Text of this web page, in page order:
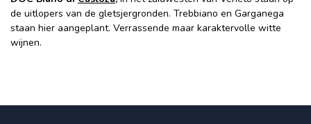
de uitlopers van de gletsjergronden. Trebbiano en Garganega
staan hier aangeplant. Verrassende maar karaktervolle witte
wijnen.